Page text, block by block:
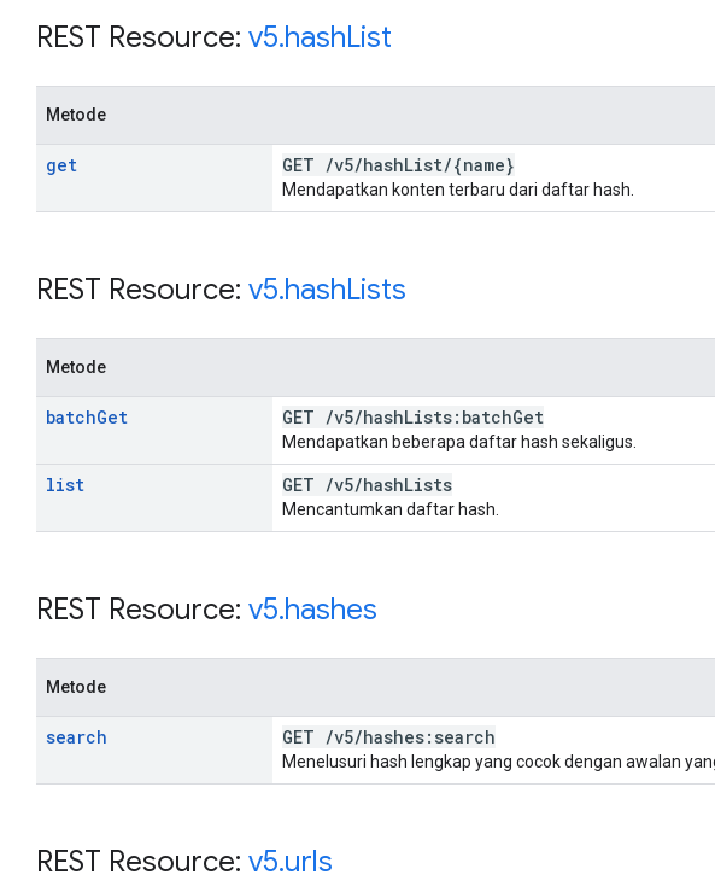
REST Resource: v5.hashList
Metode
get GET /v5/hashList/{name}
Mendapatkan konten terbaru dari daftar hash.
REST Resource: v5.hashLists
Metode
batchGet GET /v5/hashLists:batchGet
Mendapatkan beberapa daftar hash sekaligus.
list GET /v5/hashLists
Mencantumkan daftar hash.
REST Resource: v5.hashes
Metode
search GET /v5/hashes:search
Menelusuri hash lengkap yang cocok dengan awalan
REST Resource: v5.urls